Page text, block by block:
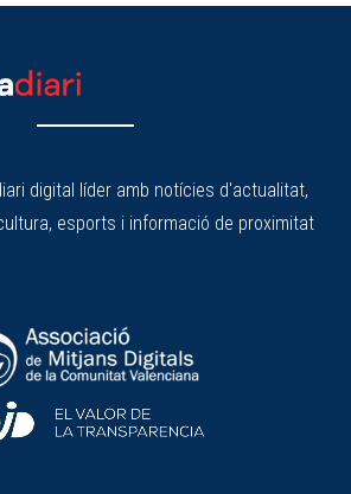
digital líder amb notícies d'actualitat,
esports i informació de proximitat